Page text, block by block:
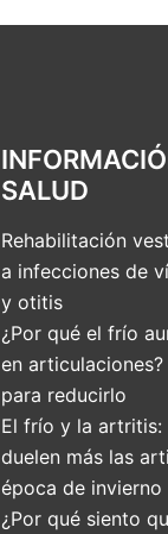
SALUD
Rehabilitación
a infecciones de
y otitis
¿Por qué el frío
en
para reducirlo
El frío y la artritis:
duelen más las
época de invierno
¿Por qué siento